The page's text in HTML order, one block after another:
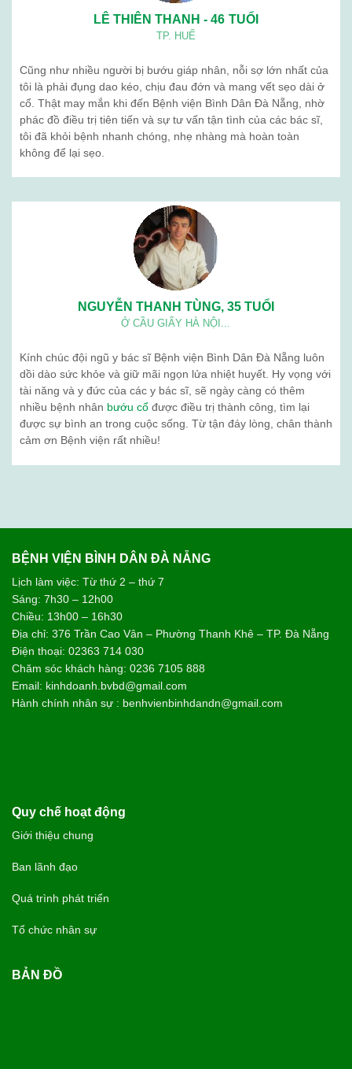
LÊ THIÊN THANH - 46 TUỔI
TP. HUẾ
Cũng như nhiều người bị bướu giáp nhân, nỗi sợ lớn nhất của
tôi là phải đụng dao kéo, chịu đau đớn và mang vết sẹo dài ở
cổ. Thật may mắn khi đến Bệnh viện Bình Dân Đà Nẵng, nhờ
phác đồ điều trị tiên tiến và sự tư vấn tận tình của các bác sĩ,
tôi đã khỏi bệnh nhanh chóng, nhẹ nhàng mà hoàn toàn
không để lại sẹo.
NGUYỄN THANH TÙNG, 35 TUỔI
Ở CẦU GIẤY HÀ NỘI...
Kính chúc đội ngũ y bác sĩ Bệnh viện Bình Dân Đà Nẵng luôn
dồi dào sức khỏe và giữ mãi ngọn lửa nhiệt huyết. Hy vọng với
tài năng và y đức của các y bác sĩ, sẽ ngày càng có thêm
nhiều bệnh nhân bướu cổ được điều trị thành công, tìm lại
được sự bình an trong cuộc sống. Từ tận đáy lòng, chân thành
cảm ơn Bệnh viện rất nhiều!
BỆNH VIỆN BÌNH DÂN ĐÀ NẴNG
Lịch làm việc: Từ thứ 2 – thứ 7
Sáng: 7h30 – 12h00
Chiều: 13h00 – 16h30
Địa chỉ: 376 Trần Cao Vân – Phường Thanh Khê – TP. Đà Nẵng
Điện thoại: 02363 714 030
Chăm sóc khách hàng: 0236 7105 888
Email: kinhdoanh.bvbd@gmail.com
Hành chính nhân sự : benhvienbinhdandn@gmail.com
Quy chế hoạt động
Giới thiệu chung
Ban lãnh đạo
Quá trình phát triển
Tổ chức nhân sự
BẢN ĐỒ